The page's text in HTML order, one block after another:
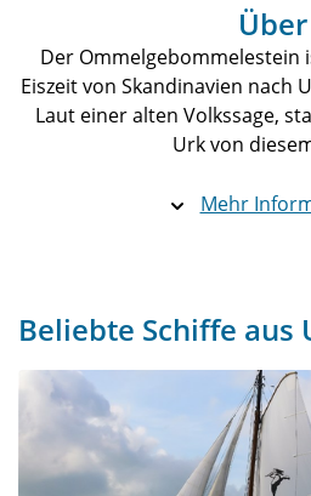
Über
Der Ommelgebommelestein
Eiszeit von Skandinavien
Laut einer alten Volkssage,
Urk von
Mehr
Beliebte Schiffe aus